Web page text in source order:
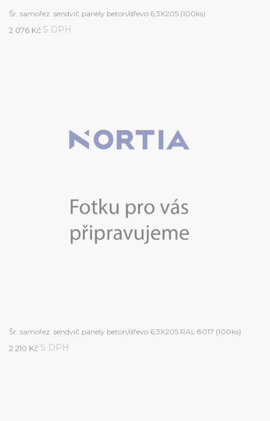
Šr. samořez. sendvič panely beton/dřevo 6,3X205 (100ks)
2 076 Kč S DPH
Šr. samořez. sendvič panely beton/dřevo 6,3X205 RAL 8017 (100ks)
2 210 Kč S DPH